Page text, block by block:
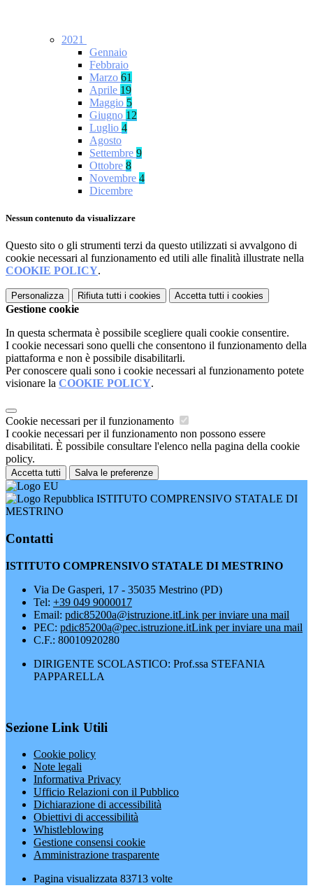
2021
Gennaio
Febbraio
Marzo 61
Aprile 19
Maggio 5
Giugno 12
Luglio 4
Agosto
Settembre 9
Ottobre 8
Novembre 4
Dicembre
Nessun contenuto da visualizzare
Questo sito o gli strumenti terzi da questo utilizzati si avvalgono di
cookie necessari al funzionamento ed utili alle finalità illustrate nella
COOKIE POLICY.
Personalizza Rifiuta tutti i cookies Accetta tutti i cookies
Gestione cookie
In questa schermata è possibile scegliere quali cookie consentire.
I cookie necessari sono quelli che consentono il funzionamento della
piattaforma e non è possibile disabilitarli.
Per conoscere quali sono i cookie necessari al funzionamento potete
visionare la COOKIE POLICY.
Cookie necessari per il funzionamento
I cookie necessari per il funzionamento non possono essere
disabilitati. È possibile consultare l'elenco nella pagina della cookie
policy.
Accetta tutti Salva le preferenze
ISTITUTO COMPRENSIVO STATALE DI
MESTRINO
Contatti
ISTITUTO COMPRENSIVO STATALE DI MESTRINO
Via De Gasperi, 17 - 35035 Mestrino (PD)
Tel: +39 049 9000017
Email: pdic85200a@istruzione.itLink per inviare una mail
PEC: pdic85200a@pec.istruzione.itLink per inviare una mail
C.F.: 80010920280
DIRIGENTE SCOLASTICO: Prof.ssa STEFANIA
PAPPARELLA
Sezione Link Utili
Cookie policy
Note legali
Informativa Privacy
Ufficio Relazioni con il Pubblico
Dichiarazione di accessibilità
Obiettivi di accessibilità
Whistleblowing
Gestione consensi cookie
Amministrazione trasparente
Pagina visualizzata 83713 volte